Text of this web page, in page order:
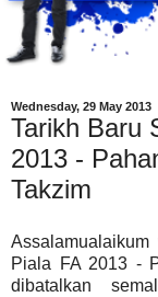
Wednesday, 29 May 2013
Tarikh Baru
2013 -
Takzim
Piala FA 2013 -
dibatalkan